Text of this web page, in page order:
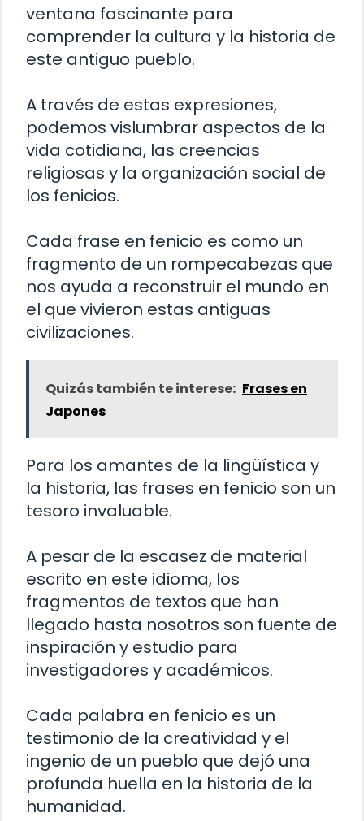
ventana fascinante para
comprender la cultura y la historia de
este antiguo pueblo.
A través de estas expresiones,
podemos vislumbrar aspectos de la
vida cotidiana, las creencias
religiosas y la organización social de
los fenicios.
Cada frase en fenicio es como un
fragmento de un rompecabezas que
nos ayuda a reconstruir el mundo en
el que vivieron estas antiguas
civilizaciones.
Quizás también te interese: Frases en
Japones
Para los amantes de la lingüística y
la historia, las frases en fenicio son un
tesoro invaluable.
A pesar de la escasez de material
escrito en este idioma, los
fragmentos de textos que han
llegado hasta nosotros son fuente de
inspiración y estudio para
investigadores y académicos.
Cada palabra en fenicio es un
testimonio de la creatividad y el
ingenio de un pueblo que dejó una
profunda huella en la historia de la
humanidad.